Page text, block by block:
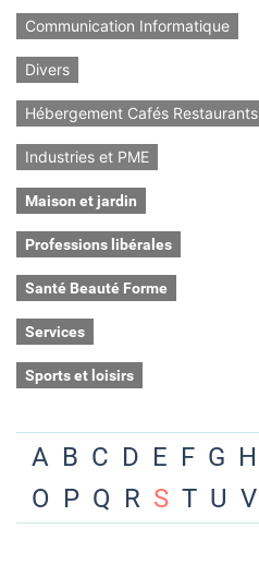
Communication Informatique
Divers
Hébergement Cafés Restaurants
Industries et PME
Maison et jardin
Professions libérales
Santé Beauté Forme
Services
Sports et loisirs
A B C D E F G H
O P Q R S T U V